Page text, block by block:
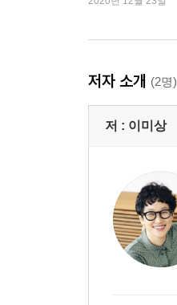
저자 소개 (2명)
저 : 이미상